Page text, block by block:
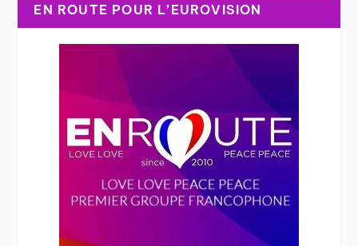
EN ROUTE POUR L’EUROVISION